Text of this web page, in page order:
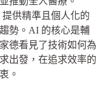
提供精準且個人化的
勢。AI 的核心是輔
德看見了技術如何為
出發，在追求效率的
。